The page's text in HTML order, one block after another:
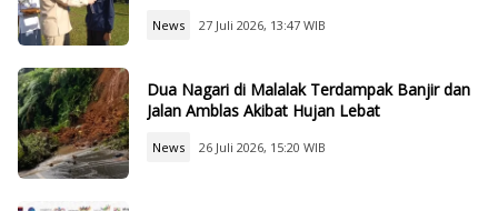
News 27 Juli 2026, 13:47 WIB
Dua Nagari di Malalak Terdampak Banjir dan
Jalan Amblas Akibat Hujan Lebat
News 26 Juli 2026, 15:20 WIB